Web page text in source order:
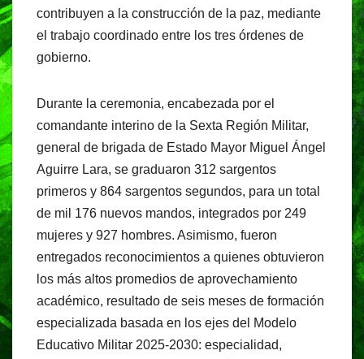
contribuyen a la construcción de la paz, mediante
el trabajo coordinado entre los tres órdenes de
gobierno.
Durante la ceremonia, encabezada por el
comandante interino de la Sexta Región Militar,
general de brigada de Estado Mayor Miguel Ángel
Aguirre Lara, se graduaron 312 sargentos
primeros y 864 sargentos segundos, para un total
de mil 176 nuevos mandos, integrados por 249
mujeres y 927 hombres. Asimismo, fueron
entregados reconocimientos a quienes obtuvieron
los más altos promedios de aprovechamiento
académico, resultado de seis meses de formación
especializada basada en los ejes del Modelo
Educativo Militar 2025-2030: especialidad,